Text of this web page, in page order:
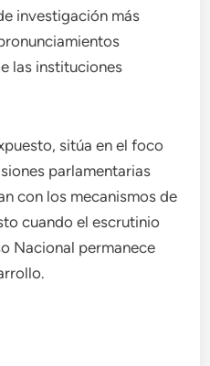
investigación más
las instituciones
sitúa en el foco
parlamentarias
con los mecanismos de
cuando el escrutinio
Nacional permanece